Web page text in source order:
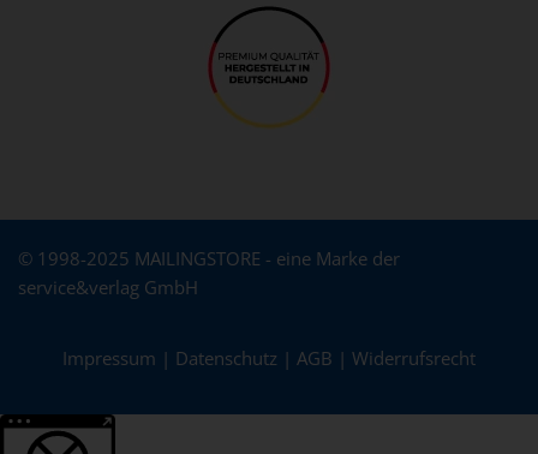
© 1998-2025 MAILINGSTORE - eine Marke der
service&verlag GmbH
Impressum | Datenschutz | AGB | Widerrufsrecht
Weitere Informationen über den gesperrten Inhalt.